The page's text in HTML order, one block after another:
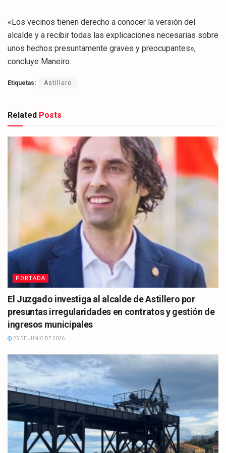
«Los vecinos tienen derecho a conocer la versión del
alcalde y a recibir todas las explicaciones necesarias sobre
unos hechos presuntamente graves y preocupantes»,
concluye Maneiro.
Etiquetas: Astillero
Related Posts
PORTADA
El Juzgado investiga al alcalde de Astillero por
presuntas irregularidades en contratos y gestión de
ingresos municipales
25 DE JUNIO DE 2026